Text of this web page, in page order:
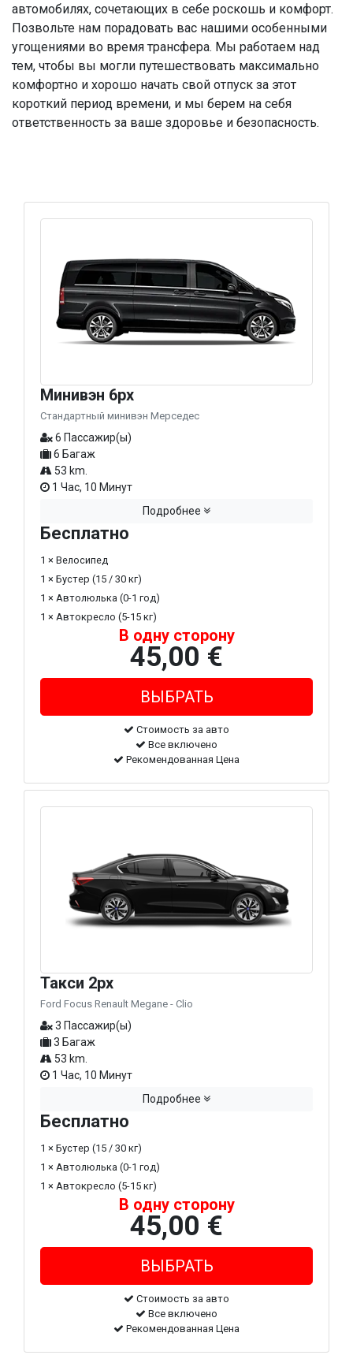
автомобилях, сочетающих в себе роскошь и комфорт.
Позвольте нам порадовать вас нашими особенными
угощениями во время трансфера. Мы работаем над
тем, чтобы вы могли путешествовать максимально
комфортно и хорошо начать свой отпуск за этот
короткий период времени, и мы берем на себя
ответственность за ваше здоровье и безопасность.
Минивэн 6px
Стандартный минивэн Мерседес
6 Пассажир(ы)
6 Багаж
53 km.
1 Час, 10 Минут
Подробнее
Бесплатно
1 × Велосипед
1 × Бустер (15 / 30 кг)
1 × Автолюлька (0-1 год)
1 × Автокресло (5-15 кг)
В одну сторону
45,00 €
Стоимость за авто
Все включено
Рекомендованная Цена
Такси 2px
Ford Focus Renault Megane - Clio
3 Пассажир(ы)
3 Багаж
53 km.
1 Час, 10 Минут
Подробнее
Бесплатно
1 × Бустер (15 / 30 кг)
1 × Автолюлька (0-1 год)
1 × Автокресло (5-15 кг)
В одну сторону
45,00 €
Стоимость за авто
Все включено
Рекомендованная Цена